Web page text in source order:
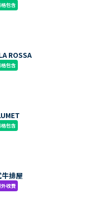
包含
ROSSA
包含
包含
牛排屋
收費